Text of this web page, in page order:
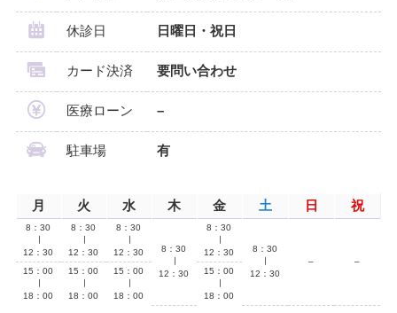
休診日 日曜日・祝日
カード決済 要問い合わせ
医療ローン –
駐車場 有
月 火 水 木 金 土 日 祝
8：30
12：30
8：30
12：30
8：30
12：30
8：30
12：30
8：30
12：30
8：30
12：30
–
–
15：00
18：00
15：00
18：00
15：00
18：00
15：00
18：00